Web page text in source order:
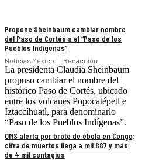
Propone Sheinbaum cambiar nombre
del Paso de Cortés a el “Paso de los
Pueblos Indígenas”
Noticias México Redacción
La presidenta Claudia Sheinbaum
propuso cambiar el nombre del
histórico Paso de Cortés, ubicado
entre los volcanes Popocatépetl e
Iztaccíhuatl, para denominarlo
“Paso de los Pueblos Indígenas”.
OMS alerta por brote de ébola en Congo;
cifra de muertos llega a mil 887 y más
de 4 mil contagios